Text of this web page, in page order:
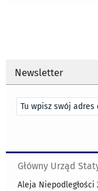
Newsletter
Główny Urząd
Aleja Niepodległości